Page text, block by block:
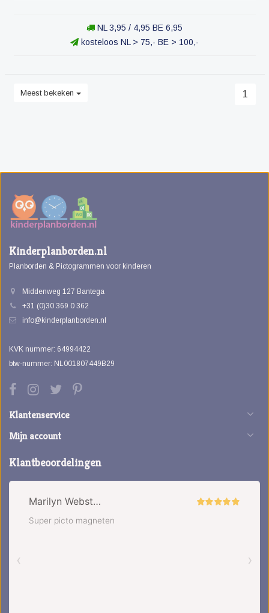
NL 3,95 / 4,95 BE 6,95
kosteloos NL > 75,- BE > 100,-
Meest bekeken 1
Kinderplanborden.nl
Planborden & Pictogrammen voor kinderen
Middenweg 127 Bantega
+31 (0)30 369 0 362
info@kinderplanborden.nl
KVK nummer: 64994422
btw-nummer: NL001807449B29
Klantenservice
Mijn account
Klantbeoordelingen